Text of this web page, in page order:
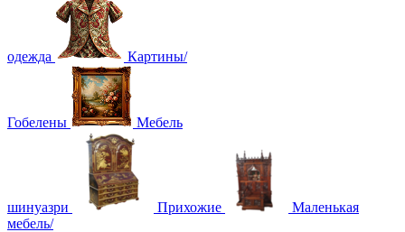
одежда Картины/
Гобелены Мебель
шинуазри Прихожие
Маленькая
мебель/